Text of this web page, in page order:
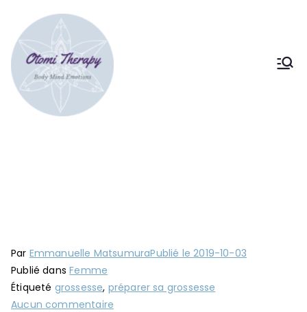
Par Emmanuelle MatsumuraPublié le2019-10-03
Publié dansFemme
Étiqueté grossesse, préparer sa grossesse
Aucun commentaire